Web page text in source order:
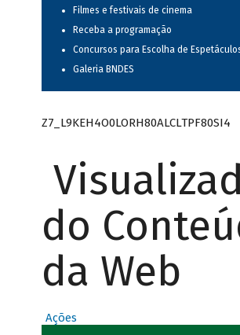
Filmes e festivais de cinema
Receba a programação
Concursos para Escolha de
Galeria BNDES
Z7_L9KEH4O0LORH80ALCLTPF80SI4
do
da Web
Ações